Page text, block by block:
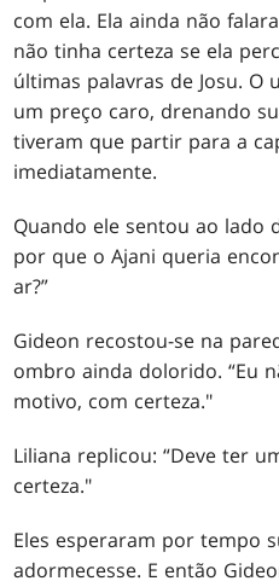
com ela. Ela ainda não
não tinha certeza se ela
últimas palavras de Josu. O
um preço caro, drenando
tiveram que partir para a
imediatamente.
Quando ele sentou ao lado
por que o Ajani queria
ar?”
Gideon recostou-se na
ombro ainda dolorido. “Eu
motivo, com certeza."
Liliana replicou: “Deve ter
certeza."
Eles esperaram por tempo
adormecesse. E então